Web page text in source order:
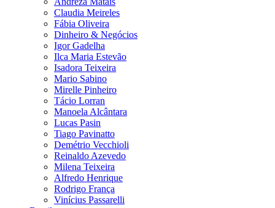
Claudia Meireles
Fábia Oliveira
Dinheiro & Negócios
Igor Gadelha
Ilca Maria Estevão
Isadora Teixeira
Mario Sabino
Mirelle Pinheiro
Tácio Lorran
Manoela Alcântara
Lucas Pasin
Tiago Pavinatto
Demétrio Vecchioli
Reinaldo Azevedo
Milena Teixeira
Alfredo Henrique
Rodrigo França
Vinícius Passarelli